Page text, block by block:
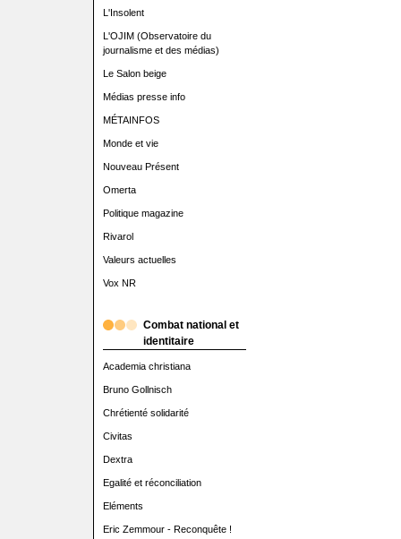
L'Insolent
L'OJIM (Observatoire du
journalisme et des médias)
Le Salon beige
Médias presse info
MÉTAINFOS
Monde et vie
Nouveau Présent
Omerta
Politique magazine
Rivarol
Valeurs actuelles
Vox NR
Combat national et
identitaire
Academia christiana
Bruno Gollnisch
Chrétienté solidarité
Civitas
Dextra
Egalité et réconciliation
Eléments
Eric Zemmour - Reconquête !